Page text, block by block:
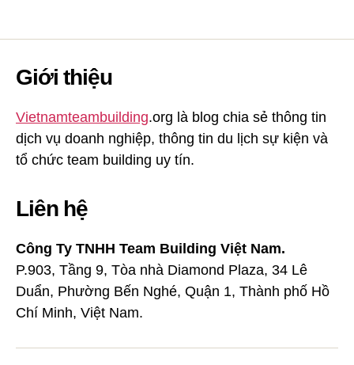
Giới thiệu
Vietnamteambuilding.org là blog chia sẻ thông tin
dịch vụ doanh nghiệp, thông tin du lịch sự kiện và
tổ chức team building uy tín.
Liên hệ
Công Ty TNHH Team Building Việt Nam.
P.903, Tầng 9, Tòa nhà Diamond Plaza, 34 Lê
Duẩn, Phường Bến Nghé, Quận 1, Thành phố Hồ
Chí Minh, Việt Nam.